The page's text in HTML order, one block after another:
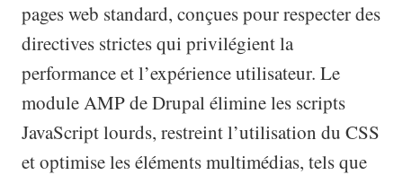
pages web standard, conçues pour respecter des
directives strictes qui privilégient la
performance et l’expérience utilisateur. Le
module AMP de Drupal élimine les scripts
JavaScript lourds, restreint l’utilisation du CSS
et optimise les éléments multimédias, tels que